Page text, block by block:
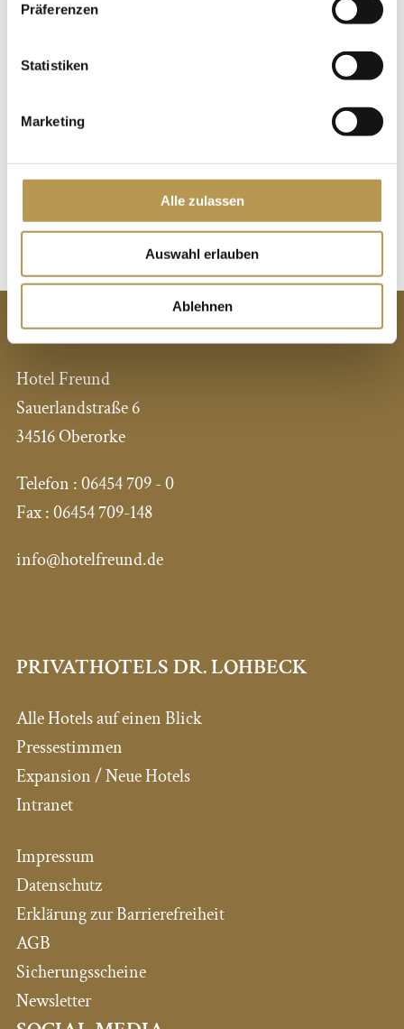
Präferenzen
Statistiken
Marketing
Alle zulassen
Auswahl erlauben
Ablehnen
REITSTUNDEN IM HOTEL
KONTAKT
Hotel Freund
Sauerlandstraße 6
34516 Oberorke
Telefon :06454 709 - 0
Fax :06454 709-148
info@hotelfreund.de
PRIVATHOTELS DR. LOHBECK
Alle Hotels auf einen Blick
Pressestimmen
Expansion / Neue Hotels
Intranet
Impressum
Datenschutz
Erklärung zur Barrierefreiheit
AGB
Sicherungsscheine
Newsletter